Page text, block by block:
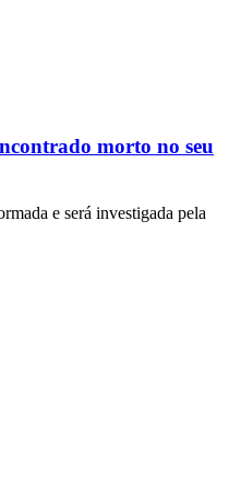
morto no seu
e será investigada pela